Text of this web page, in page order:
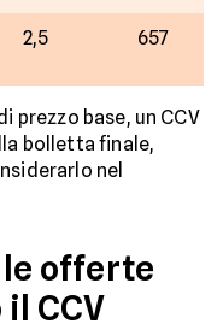
2,5 657
prezzo base, un CCV
bolletta finale,
nel
offerte
CCV